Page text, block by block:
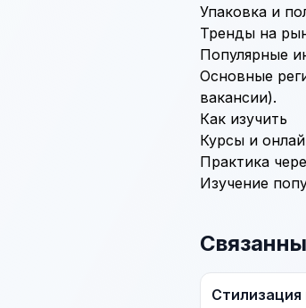
Упаковка и
Тренды на
Популярные
Основные
вакансии).
Как изучить
Курсы и
Практика
Изучение